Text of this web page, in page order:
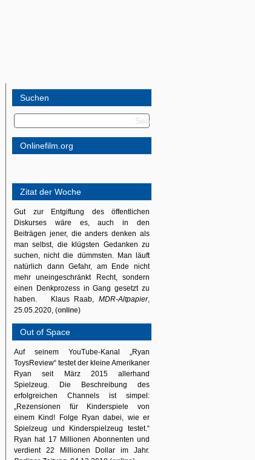
Suchen
Onlinefilm.org
Zitat der Woche
Gut zur Entgiftung des öffentlichen
Diskurses wäre es, auch in den
Beiträgen jener, die anders denken als
man selbst, die klügsten Gedanken zu
suchen, nicht die dümmsten. Man läuft
natürlich dann Gefahr, am Ende nicht
mehr uneingeschränkt Recht, sondern
einen Denkprozess in Gang gesetzt zu
haben. Klaus Raab, MDR-Altpapier,
25.05.2020, (online)
Out of Space
Auf seinem YouTube-Kanal „Ryan
ToysReview“ testet der kleine Amerikaner
Ryan seit März 2015 allerhand
Spielzeug. Die Beschreibung des
erfolgreichen Channels ist simpel:
„Rezensionen für Kinderspiele von
einem Kind! Folge Ryan dabei, wie er
Spielzeug und Kinderspielzeug testet.“
Ryan hat 17 Millionen Abonnenten und
verdient 22 Millionen Dollar im Jahr.